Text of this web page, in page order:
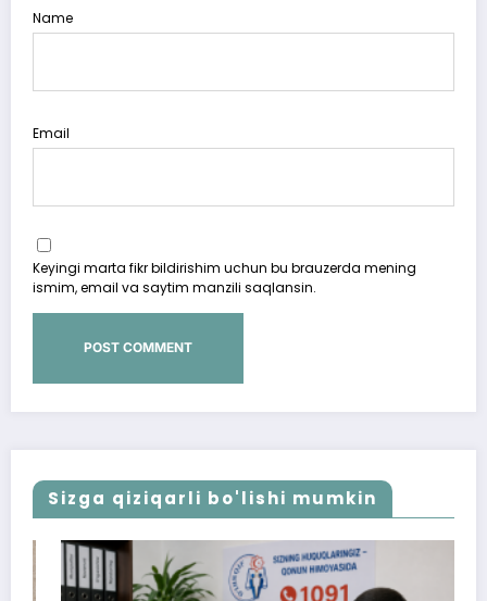
Name
Email
Keyingi marta fikr bildirishim uchun bu brauzerda mening
ismim, email va saytim manzili saqlansin.
Sizga qiziqarli bo'lishi mumkin